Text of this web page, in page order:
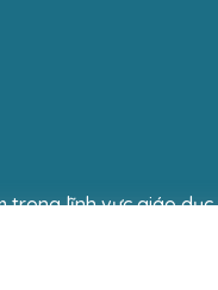
trong lĩnh vực giáo